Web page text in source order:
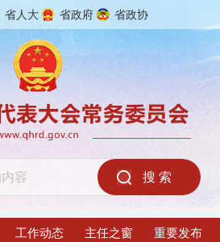
省人大 省政府 省政协
工作动态 主任之窗 重要发布